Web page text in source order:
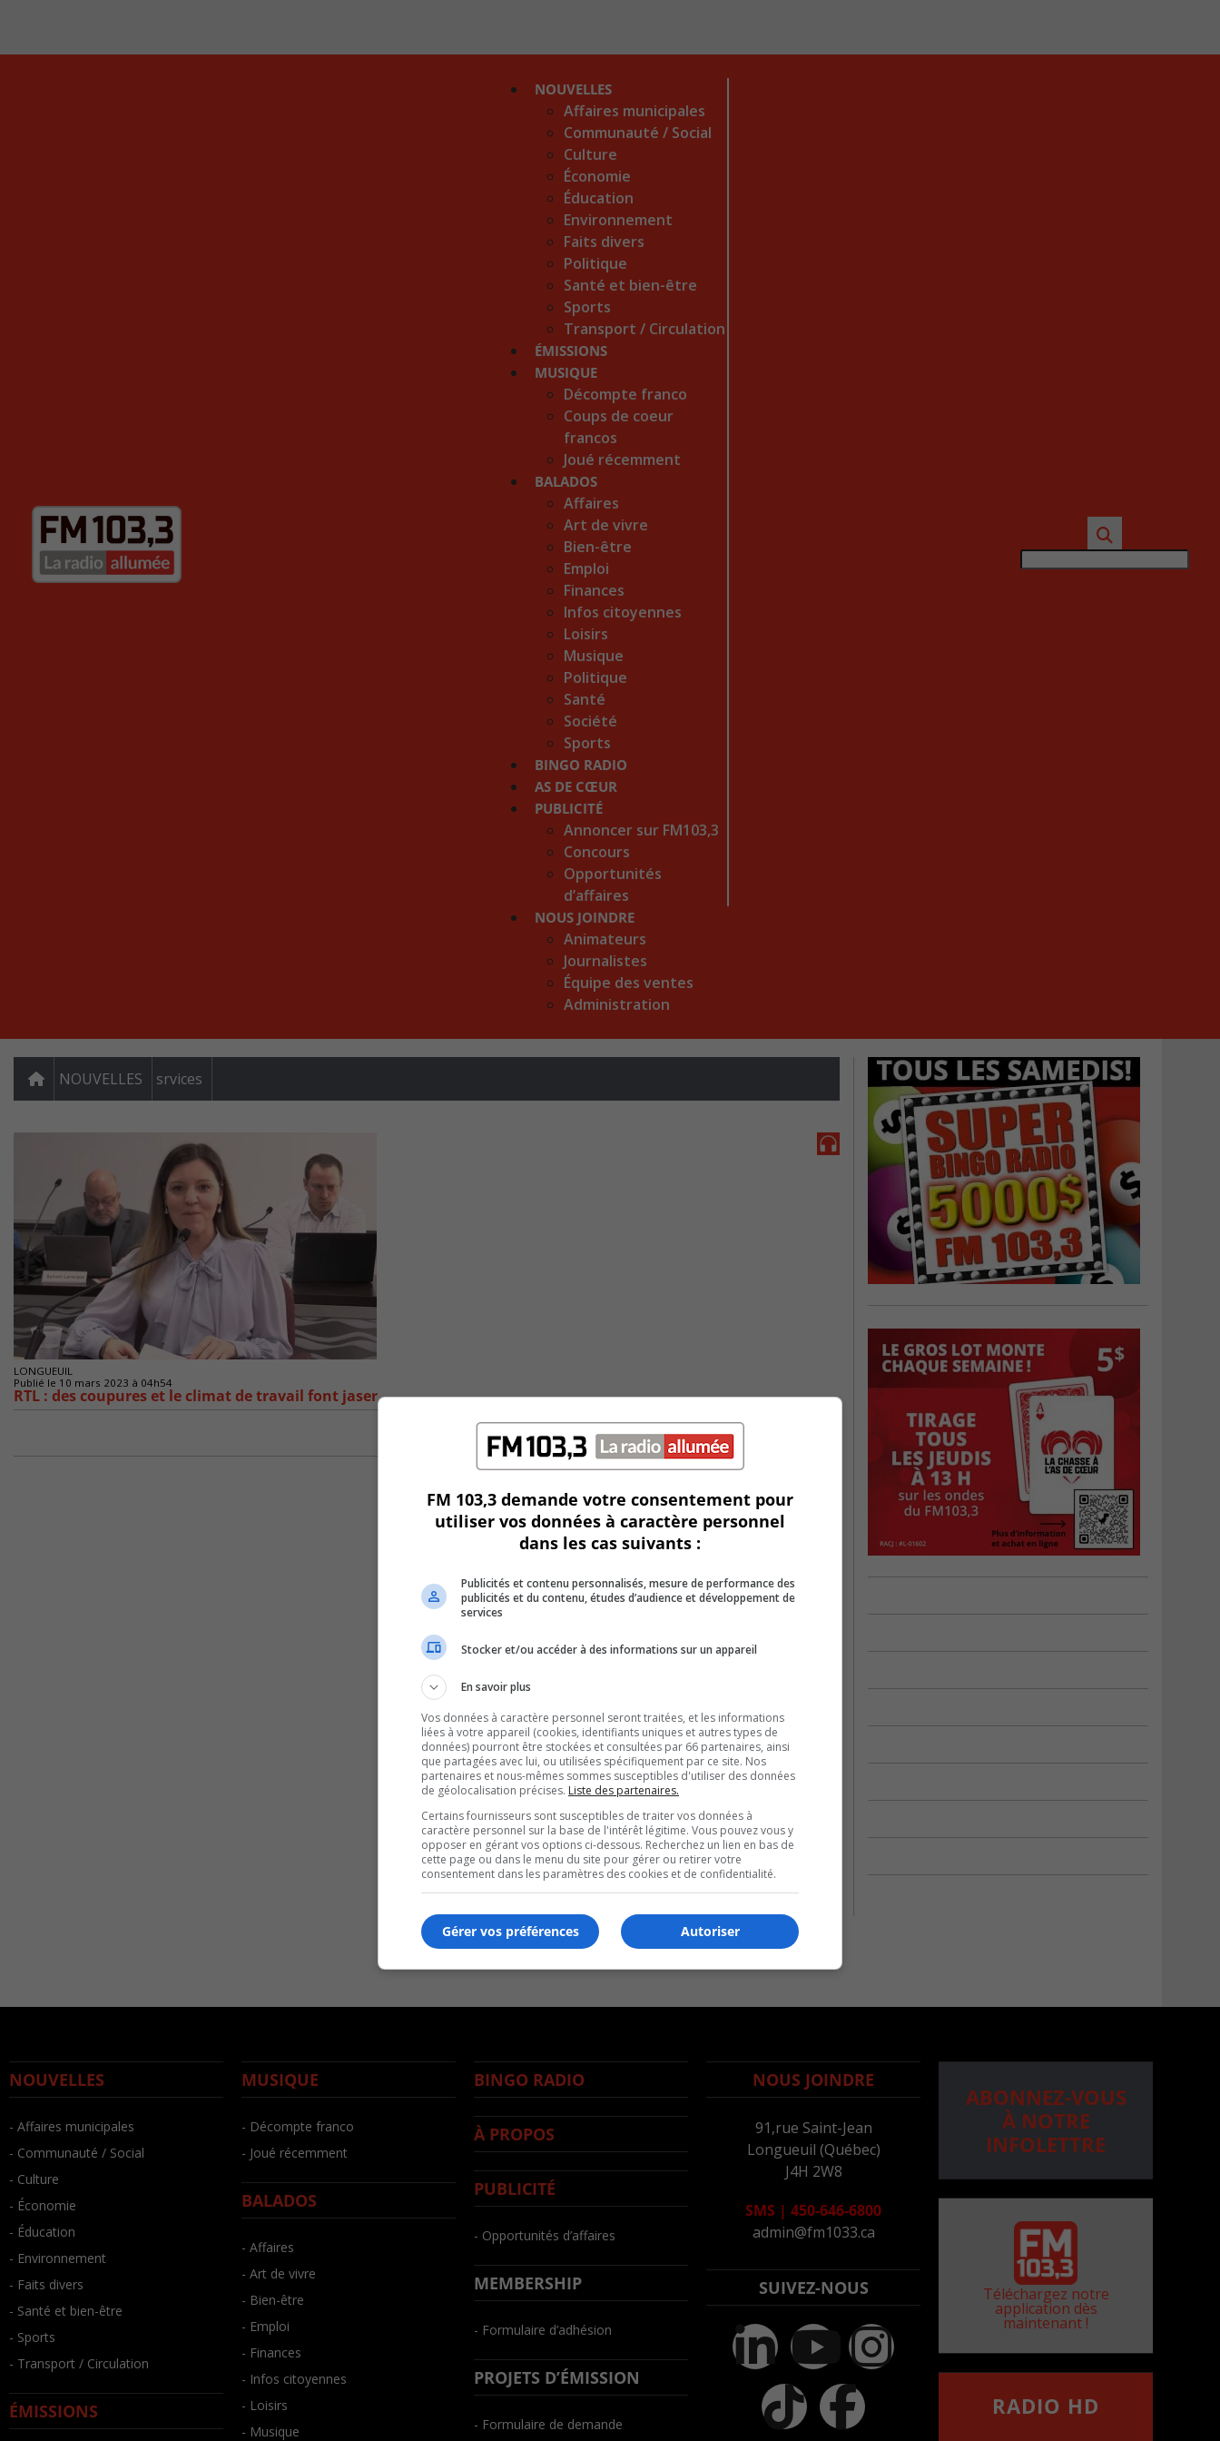
NOUVELLES
Affaires municipales
Communauté / Social
Culture
Économie
Éducation
Environnement
Faits divers
Politique
Santé et bien-être
Sports
Transport / Circulation
ÉMISSIONS
MUSIQUE
Décompte franco
Coups de coeur
francos
Joué récemment
BALADOS
Affaires
Art de vivre
Bien-être
Emploi
Finances
Infos citoyennes
Loisirs
Musique
Politique
Santé
Société
Sports
BINGO RADIO
AS DE CŒUR
PUBLICITÉ
Annoncer sur FM103,3
Concours
Opportunités
d’affaires
NOUS JOINDRE
Animateurs
Journalistes
Équipe des ventes
Administration
NOUVELLES srvices
LONGUEUIL
Publié le 10 mars 2023 à 04h54
RTL : des coupures et le climat de travail font jaser
NOUVELLES
- Affaires municipales
- Communauté / Social
- Culture
- Économie
- Éducation
- Environnement
- Faits divers
- Santé et bien-être
- Sports
- Transport / Circulation
ÉMISSIONS
MUSIQUE
- Décompte franco
- Joué récemment
BALADOS
- Affaires
- Art de vivre
- Bien-être
- Emploi
- Finances
- Infos citoyennes
- Loisirs
- Musique
BINGO RADIO
À PROPOS
PUBLICITÉ
- Opportunités d’affaires
MEMBERSHIP
- Formulaire d’adhésion
PROJETS D’ÉMISSION
- Formulaire de demande
NOUS JOINDRE
91,rue Saint-Jean
Longueuil (Québec)
J4H 2W8
SMS | 450-646-6800
admin@fm1033.ca
SUIVEZ-NOUS
ABONNEZ-VOUS
À NOTRE
INFOLETTRE
Téléchargez notre
application dès
maintenant !
RADIO HD
FM 103,3 demande votre consentement pour
utiliser vos données à caractère personnel
dans les cas suivants :
Publicités et contenu personnalisés, mesure de performance des
publicités et du contenu, études d’audience et développement de
services
Stocker et/ou accéder à des informations sur un appareil
En savoir plus
Vos données à caractère personnel seront traitées, et les informations
liées à votre appareil (cookies, identifiants uniques et autres types de
données) pourront être stockées et consultées par 66 partenaires, ainsi
que partagées avec lui, ou utilisées spécifiquement par ce site. Nos
partenaires et nous-mêmes sommes susceptibles d'utiliser des données
de géolocalisation précises. Liste des partenaires.
Certains fournisseurs sont susceptibles de traiter vos données à
caractère personnel sur la base de l'intérêt légitime. Vous pouvez vous y
opposer en gérant vos options ci-dessous. Recherchez un lien en bas de
cette page ou dans le menu du site pour gérer ou retirer votre
consentement dans les paramètres des cookies et de confidentialité.
Autoriser
Gérer vos préférences